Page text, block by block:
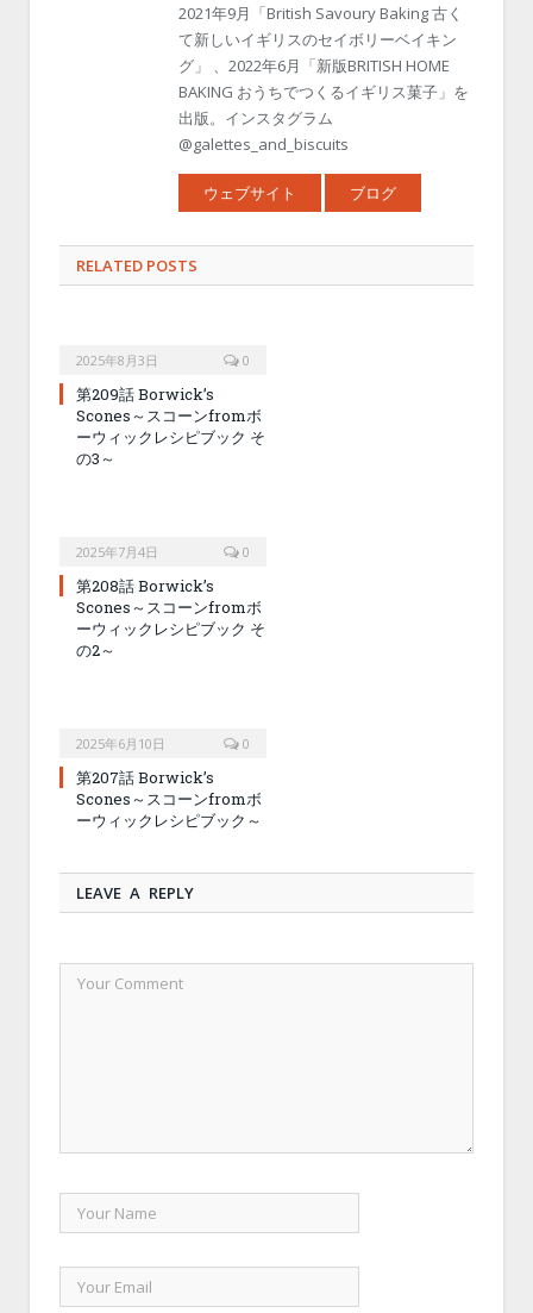
2021年9月「British Savoury Baking 古く
て新しいイギリスのセイボリーベイキン
グ」 、2022年6月「新版BRITISH HOME
BAKING おうちでつくるイギリス菓子」を
出版。インスタグラム
@galettes_and_biscuits
ウェブサイト ブログ
RELATED POSTS
2025年8月3日 0
第209話 Borwick’s
Scones～スコーンfromボ
ーウィックレシピブック そ
の3～
2025年7月4日 0
第208話 Borwick’s
Scones～スコーンfromボ
ーウィックレシピブック そ
の2～
2025年6月10日 0
第207話 Borwick’s
Scones～スコーンfromボ
ーウィックレシピブック～
LEAVE A REPLY